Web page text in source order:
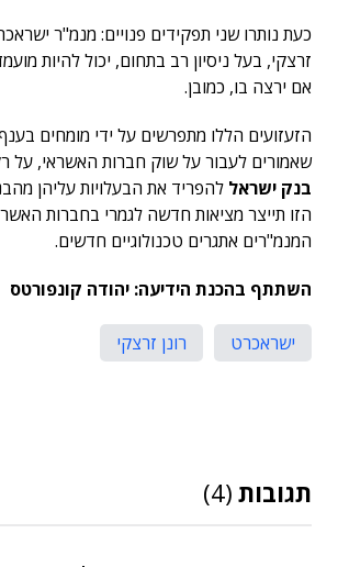
כעת נותרו שני תפקידים פנויים: מנמ"ר
זרצקי, בעל ניסיון רב בתחום, יכול להיות
אם ירצה בו, כמובן.
הזעזועים הללו מתפרשים על ידי מומחים
שאמורים לעבור על שוק חברות האשראי, על
בנק ישראל להפריד את הבעלויות עליהן
הזו תייצר מציאות חדשה לגמרי בחברות
המנמ"רים אתגרים טכנולוגיים חדשים.
השתתף בהכנת הידיעה: יהודה קונפורטס
ישראכרט רונן זרצקי
תגובות (4)